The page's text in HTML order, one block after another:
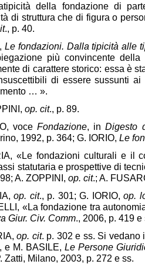
della fondazione di
di struttura che di figura o
., p. 40.
Le fondazioni. Dalla tipicità alle
più convincente della
di carattere storico: essa è
di essere sussunti
… ».
op. cit., p. 89.
voce Fondazione , in Digesto
1992, p. 364; G. IORIO, Le
«Le fondazioni culturali e il
statutaria e prospettive di
A. ZOPPINI, op. cit.; A.
op. cit., p. 301; G. IORIO,op.
«La fondazione tra
Giur. Civ. Comm ., 2006, p. 419 e
op. cit. p. 302 e ss. Si vedano
e M. BASILE, Le Persone
Zatti, Milano, 2003, p. 272 e ss.